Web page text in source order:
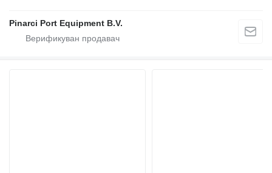
Pinarci Port Equipment B.V.